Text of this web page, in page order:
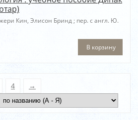
Кин, Элисон Бринд ; пер. с англ. Ю.
В корзину
4 →